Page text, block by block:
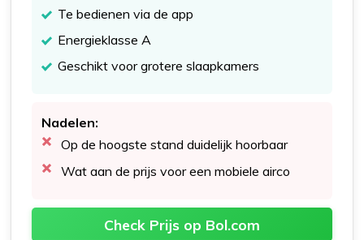
Te bedienen via de app
Energieklasse A
Geschikt voor grotere slaapkamers
Nadelen:
Op de hoogste stand duidelijk hoorbaar
Wat aan de prijs voor een mobiele airco
Check Prijs op Bol.com